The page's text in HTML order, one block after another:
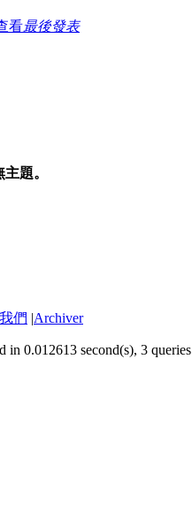
看最後發表
題。
們 |Archiver
in 0.012613 second(s), 3 queries